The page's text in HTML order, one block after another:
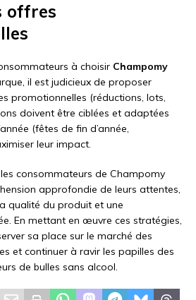
offres
à choisir Champomy
il est judicieux de proposer
promotionnelles (réductions, lots,
doivent être ciblées et adaptées
(fêtes de fin d’année,
leur impact.
consommateurs de Champomy
approfondie de leurs attentes,
qualité du produit et une
En mettant en œuvre ces stratégies,
sa place sur le marché des
et continuer à ravir les papilles des
de bulles sans alcool.